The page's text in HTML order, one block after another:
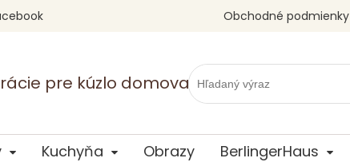
pre kúzlo domova
Obchodné podmienky
Kuchyňa Obrazy BerlingerHaus